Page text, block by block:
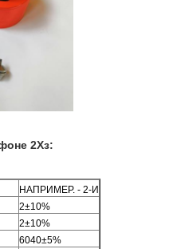
2Хз:
НАПРИМЕР. - 2-И
2±10%
2±10%
6040±5%